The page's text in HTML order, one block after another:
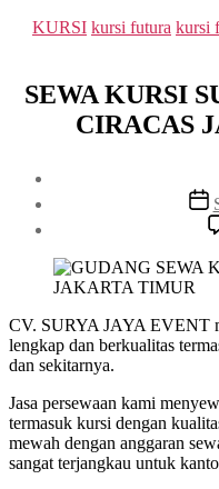
KURSI kursi futura kursi
SEWA KURSI
CIRACAS
Post
date
CV. SURYA JAYA EVENT
lengkap dan berkualitas
dan sekitarnya.
Jasa persewaan kami
termasuk kursi dengan
mewah dengan anggaran
sangat terjangkau untuk